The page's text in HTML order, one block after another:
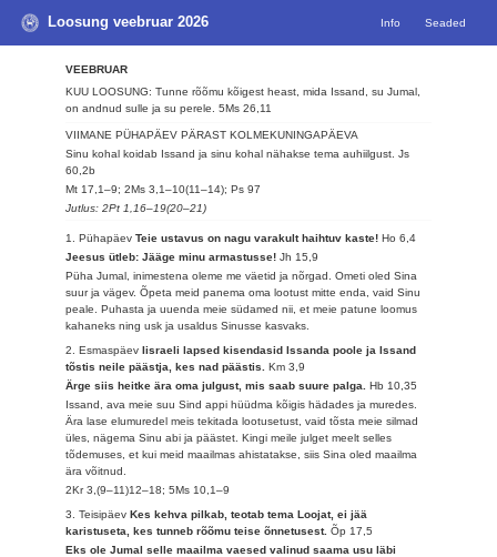
Loosung veebruar 2026 Info Seaded
VEEBRUAR
KUU LOOSUNG: Tunne rõõmu kõigest heast, mida Issand, su Jumal,
on andnud sulle ja su perele.5Ms 26,11
VIIMANE PÜHAPÄEV PÄRAST KOLMEKUNINGAPÄEVA
Sinu kohal koidab Issand ja sinu kohal nähakse tema auhiilgust.Js
60,2b
Mt 17,1–9; 2Ms 3,1–10(11–14); Ps 97
Jutlus: 2Pt 1,16–19(20–21)
1. PühapäevTeie ustavus on nagu varakult haihtuv kaste!Ho 6,4
Jeesus ütleb: Jääge minu armastusse!Jh 15,9
Püha Jumal, inimestena oleme me väetid ja nõrgad. Ometi oled Sina
suur ja vägev. Õpeta meid panema oma lootust mitte enda, vaid Sinu
peale. Puhasta ja uuenda meie südamed nii, et meie patune loomus
kahaneks ning usk ja usaldus Sinusse kasvaks.
2. EsmaspäevIisraeli lapsed kisendasid Issanda poole ja Issand
tõstis neile päästja, kes nad päästis.Km 3,9
Ärge siis heitke ära oma julgust, mis saab suure palga.Hb 10,35
Issand, ava meie suu Sind appi hüüdma kõigis hädades ja muredes.
Ära lase elumuredel meis tekitada lootusetust, vaid tõsta meie silmad
üles, nägema Sinu abi ja päästet. Kingi meile julget meelt selles
tõdemuses, et kui meid maailmas ahistatakse, siis Sina oled maailma
ära võitnud.
2Kr 3,(9–11)12–18; 5Ms 10,1–9
3. TeisipäevKes kehva pilkab, teotab tema Loojat, ei jää
karistuseta, kes tunneb rõõmu teise õnnetusest.Õp 17,5
Eks ole Jumal selle maailma vaesed valinud saama usu läbi